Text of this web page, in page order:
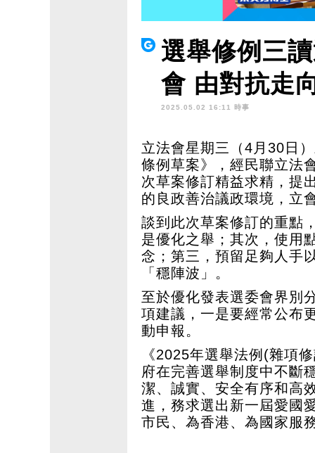
選舉修例三
會 由對抗走
2025.05.02 16:11 時事
立法會星期三（4月30日
條例草案》，經民聯立法
次草案修訂精益求精，提
的良政善治議政環境，立
談到此次草案修訂的重點
是優化之舉；其次，使用
念；第三，預留足夠人手
「穩陣波」。
至於優化發表選委會界別
項建議，一是要經常公布
動申報。
《2025年選舉法例(雜項
府在完善選舉制度中不斷
潔、誠實、安全有序和高
進，務求選出新一屆愛國
市民、為香港、為國家服